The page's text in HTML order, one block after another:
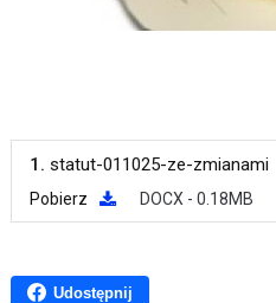
1. statut-011025-ze-zmianami
Pobierz DOCX - 0.18MB
Udostępnij